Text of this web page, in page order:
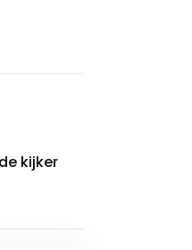
kijker